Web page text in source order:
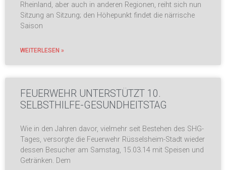
Rheinland, aber auch in anderen Regionen, reiht sich nun
Sitzung an Sitzung; den Höhepunkt findet die närrische
Saison
WEITERLESEN »
FEUERWEHR UNTERSTÜTZT 10.
SELBSTHILFE-GESUNDHEITSTAG
Wie in den Jahren davor, vielmehr seit Bestehen des SHG-
Tages, versorgte die Feuerwehr Rüsselsheim-Stadt wieder
dessen Besucher am Samstag, 15.03.14 mit Speisen und
Getränken. Dem